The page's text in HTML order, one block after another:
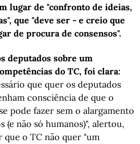
lugar de "confronto de ideias,
que "deve ser - e creio que
de procura de consensos".
deputados sobre um
do TC, foi clara:
que quer os deputados
consciência de que o
pode fazer sem o alargamento
(e não só humanos)", alertou,
que o TC não quer "um